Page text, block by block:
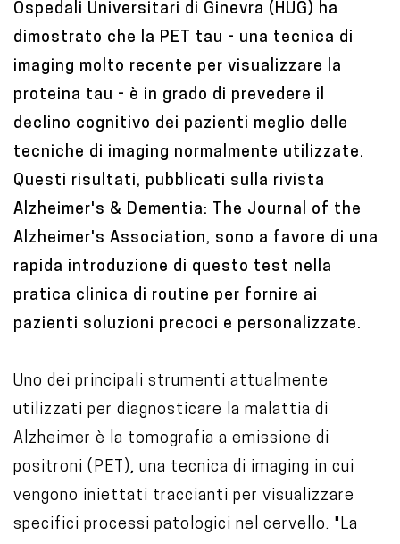
Ospedali Universitari di Ginevra (HUG) ha
dimostrato che la PET tau - una tecnica di
imaging molto recente per visualizzare la
proteina tau - è in grado di prevedere il
declino cognitivo dei pazienti meglio delle
tecniche di imaging normalmente utilizzate.
Questi risultati, pubblicati sulla rivista
Alzheimer's & Dementia: The Journal of the
Alzheimer's Association, sono a favore di una
rapida introduzione di questo test nella
pratica clinica di routine per fornire ai
pazienti soluzioni precoci e personalizzate.
Uno dei principali strumenti attualmente
utilizzati per diagnosticare la malattia di
Alzheimer è la tomografia a emissione di
positroni (PET), una tecnica di imaging in cui
vengono iniettati traccianti per visualizzare
specifici processi patologici nel cervello. "La